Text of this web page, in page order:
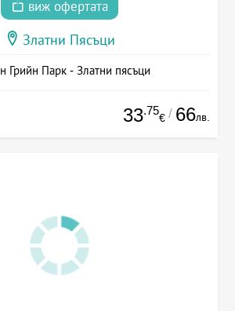
виж офертата
Златни Пясъци
Грийн Парк - Златни пясъци
33.75
€ / 66лв.